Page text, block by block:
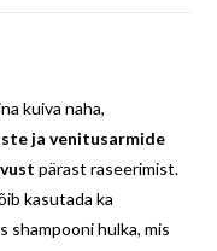
kuiva naha,
ja venitusarmide
pärast raseerimist.
kasutada ka
shampooni hulka, mis